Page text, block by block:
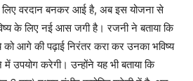
लिए वरदान बनकर आई है, अब इस योजना से
के लिए नई आस जगी है। रजनी ने बताया कि
को आगे की पढ़ाई निरंतर करा कर उनका भविष्य
करेगी। उन्होंने यह भी बताया कि